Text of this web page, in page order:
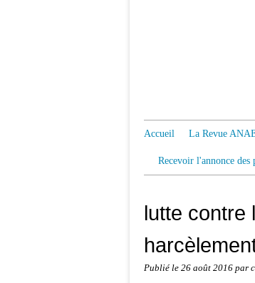
Accueil La Revue
Recevoir l'annonce
lutte contre
Publié le 26 août 2016 par